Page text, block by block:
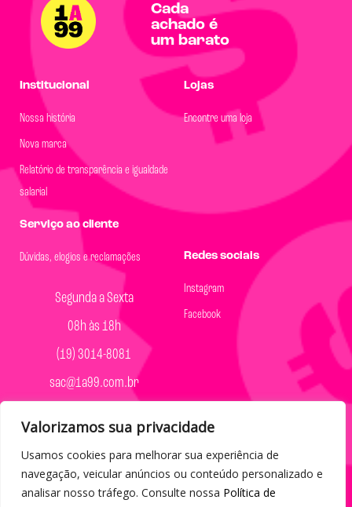
Valorizamos sua privacidade
Usamos cookies para melhorar sua experiência de
navegação, veicular anúncios ou conteúdo personalizado e
analisar nosso tráfego. Consulte nossa Política de
Cada
achado é
um barato
Institucional
Nossa história
Nova marca
Relatório de transparência e igualdade
salarial
Lojas
Encontre uma loja
Serviço ao cliente
Dúvidas, elogios e reclamações
Segunda a Sexta
08h às 18h
(19) 3014-8081
sac@1a99.com.br
Redes sociais
Instagram
Facebook
Formas de pagamento
Dinheiro e Pix